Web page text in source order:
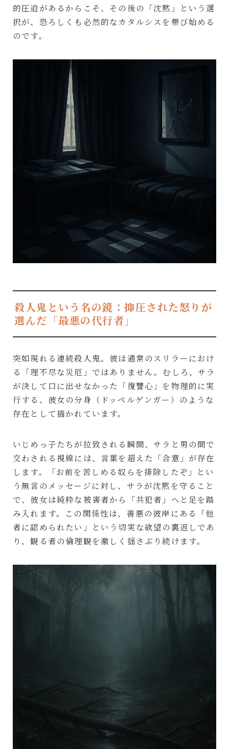
的圧迫があるからこそ、その後の「沈黙」という選
択が、恐ろしくも必然的なカタルシスを帯び始める
のです。
殺人鬼という名の鏡：抑圧された怒りが
選んだ「最悪の代行者」
突如現れる連続殺人鬼。彼は通常のスリラーにおけ
る「理不尽な災厄」ではありません。むしろ、サラ
が決して口に出せなかった「復讐心」を物理的に実
行する、彼女の分身（ドッペルゲンガー）のような
存在として描かれています。
いじめっ子たちが拉致される瞬間、サラと男の間で
交わされる視線には、言葉を超えた「合意」が存在
します。「お前を苦しめる奴らを排除したぞ」とい
う無言のメッセージに対し、サラが沈黙を守ること
で、彼女は純粋な被害者から「共犯者」へと足を踏
み入れます。この関係性は、善悪の彼岸にある「他
者に認められたい」という切実な欲望の裏返しであ
り、観る者の倫理観を激しく揺さぶり続けます。